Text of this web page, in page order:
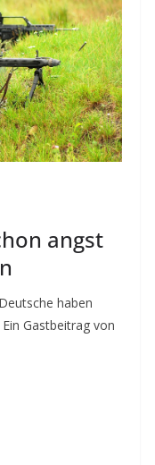
angst
haben
Gastbeitrag von